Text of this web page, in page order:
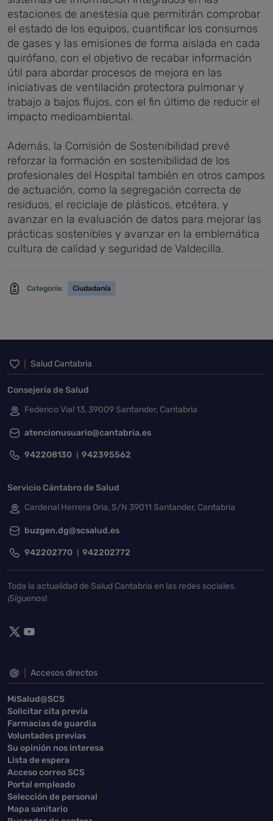
estaciones de anestesia que permitirán comprobar
el estado de los equipos, cuantificar los consumos
de gases y las emisiones de forma aislada en cada
quirófano, con el objetivo de recabar información
útil para abordar procesos de mejora en las
iniciativas de ventilación protectora pulmonar y
trabajo a bajos flujos, con el fin último de reducir el
impacto medioambiental.
Además, la Comisión de Sostenibilidad prevé
reforzar la formación en sostenibilidad de los
profesionales del Hospital también en otros campos
de actuación, como la segregación correcta de
residuos, el reciclaje de plásticos, etcétera, y
avanzar en la evaluación de datos para mejorar las
prácticas sostenibles y avanzar en la emblemática
cultura de calidad y seguridad de Valdecilla.
Categoría: Ciudadanía
Inicio del pie de página
Salud Cantabria
Consejería de Salud
Federico Vial 13, 39009 Santander, Cantabria
atencionusuario@cantabria.es
942208130 942395562
Servicio Cántabro de Salud
Cardenal Herrera Oria, S/N 39011 Santander, Cantabria
buzgen.dg@scsalud.es
942202770 942202772
Toda la actualidad de Salud Cantabria en las redes sociales.
¡Síguenos!
Accesos directos
MiSalud@SCS
Solicitar cita previa
Farmacias de guardia
Voluntades previas
Su opinión nos interesa
Lista de espera
Acceso correo SCS
Portal empleado
Selección de personal
Mapa sanitario